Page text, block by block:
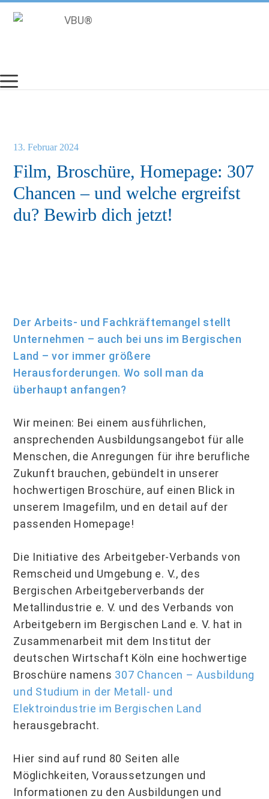
Inhalt
Film, Broschüre, Homepage: 307
Chancen – und welche ergreifst
du? Bewirb dich jetzt!
13. Februar 2024
Der Arbeits- und Fachkräftemangel stellt
Unternehmen – auch bei uns im Bergischen
Land – vor immer größere
Herausforderungen. Wo soll man da
überhaupt anfangen?
Wir meinen: Bei einem ausführlichen,
ansprechenden Ausbildungsangebot für alle
Menschen, die Anregungen für ihre berufliche
Zukunft brauchen, gebündelt in unserer
hochwertigen Broschüre, auf einen Blick in
unserem Imagefilm, und en detail auf der
passenden Homepage!
Die Initiative des Arbeitgeber-Verbands von
Remscheid und Umgebung e. V., des
Bergischen Arbeitgeberverbands der
Metallindustrie e. V. und des Verbands von
Arbeitgebern im Bergischen Land e. V. hat in
Zusammenarbeit mit dem Institut der
deutschen Wirtschaft Köln eine hochwertige
Broschüre namens 307 Chancen – Ausbildung
und Studium in der Metall- und
Elektroindustrie im Bergischen Land
herausgebracht.
Hier sind auf rund 80 Seiten alle
Möglichkeiten, Voraussetzungen und
Informationen zu den Ausbildungen und